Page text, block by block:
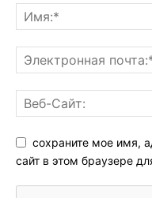
сохраните мое имя,
сайт в этом браузере